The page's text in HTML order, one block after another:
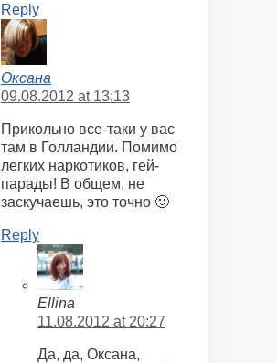
Reply
Оксана
09.08.2012 at 13:13
Прикольно все-таки у вас
там в Голландии. Помимо
легких наркотиков, гей-
парады! В общем, не
заскучаешь, это точно 🙂
Reply
Ellina
11.08.2012 at 20:27
Да, да, Оксана,